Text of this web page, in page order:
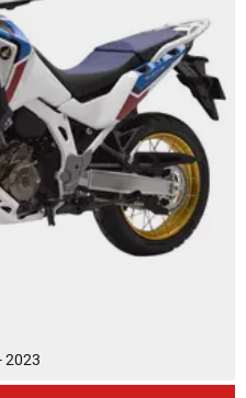
2023